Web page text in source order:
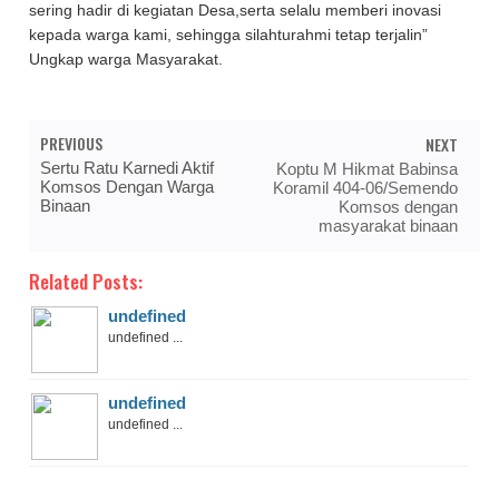
sering hadir di kegiatan Desa,serta selalu memberi inovasi
kepada warga kami, sehingga silahturahmi tetap terjalin”
Ungkap warga Masyarakat.
PREVIOUS
Sertu Ratu Karnedi Aktif
Komsos Dengan Warga
Binaan
NEXT
Koptu M Hikmat Babinsa
Koramil 404-06/Semendo
Komsos dengan
masyarakat binaan
Related Posts:
undefined
undefined ...
undefined
undefined ...